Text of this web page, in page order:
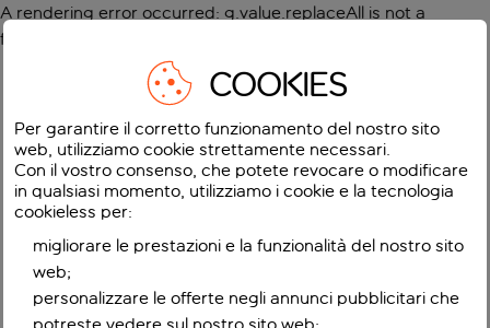
A rendering error occurred: g.value.replaceAll is not a
function
COOKIES
Per garantire il corretto funzionamento del nostro sito
web, utilizziamo cookie strettamente necessari.
Con il vostro consenso, che potete revocare o modificare
in qualsiasi momento, utilizziamo i cookie e la tecnologia
cookieless per:
migliorare le prestazioni e la funzionalità del nostro sito
web;
personalizzare le offerte negli annunci pubblicitari che